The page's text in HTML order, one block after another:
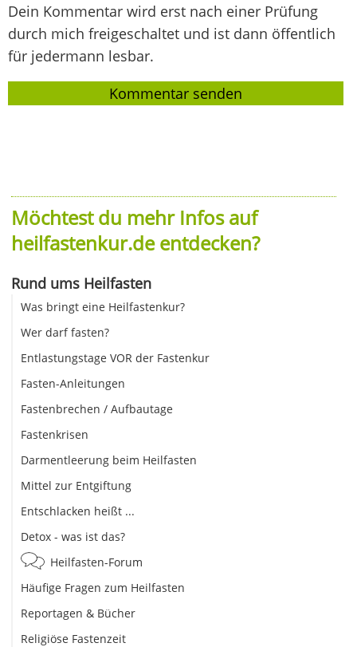
Dein Kommentar wird erst nach einer Prüfung
durch mich freigeschaltet und ist dann öffentlich
für jedermann lesbar.
Möchtest du mehr Infos auf
heilfastenkur.de entdecken?
Rund ums Heilfasten
Was bringt eine Heilfastenkur?
Wer darf fasten?
Entlastungstage VOR der Fastenkur
Fasten-Anleitungen
Fastenbrechen / Aufbautage
Fastenkrisen
Darmentleerung beim Heilfasten
Mittel zur Entgiftung
Entschlacken heißt ...
Detox - was ist das?
Heilfasten-Forum
Häufige Fragen zum Heilfasten
Reportagen & Bücher
Religiöse Fastenzeit